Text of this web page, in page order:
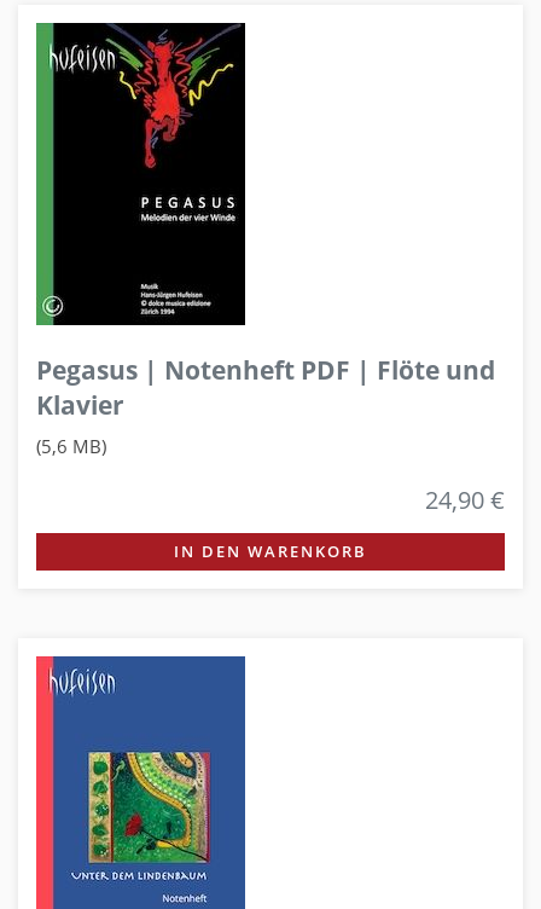
Pegasus | Notenheft PDF | Flöte und
Klavier
(5,6 MB)
24,90 €
IN DEN WARENKORB